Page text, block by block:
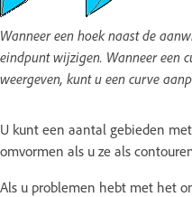
Wanneer een hoek naast de
eindpunt wijzigen. Wanneer een
weergeven, kunt u een curve
U kunt een aantal gebieden
omvormen als u ze als
Als u problemen hebt met het